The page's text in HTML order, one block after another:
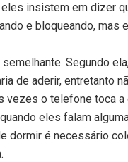
insistem em dizer
e bloqueando, mas
Segundo
de aderir, entretanto
vezes o telefone toca
eles falam
dormir é necessário